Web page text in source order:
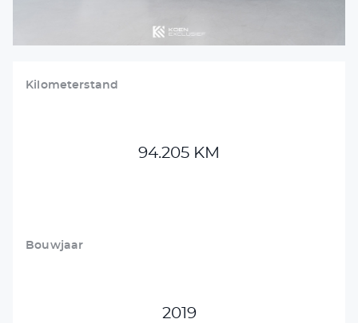
Kilometerstand
94.205 KM
Bouwjaar
2019